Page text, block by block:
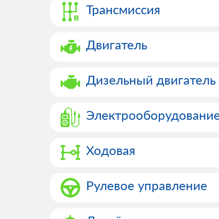
Трансмиссия
Двигатель
Дизельный двигатель
Ходовая
Рулевое управление